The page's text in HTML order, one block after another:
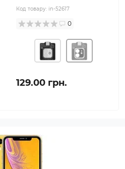
Код товару: in-52617
0
129.00 грн.